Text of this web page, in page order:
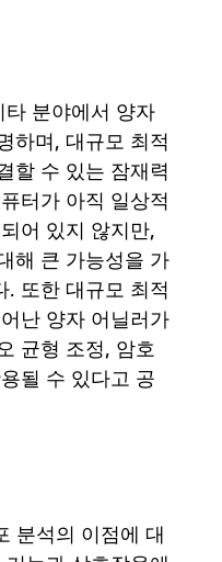
분야에서 양자
하며, 대규모 최적
할 수 있는 잠재력
터가 아직 일상적
어 있지 않지만,
해 큰 가능성을 가
. 또한 대규모 최적
난 양자 어닐러가
균형 조정, 암호
될 수 있다고 공
분석의 이점에 대